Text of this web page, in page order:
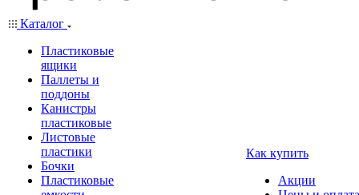
Каталог
Пластиковые
ящики
Паллеты и
поддоны
Канистры
пластиковые
Листовые
пластики
Бочки
Пластиковые
Как купить
Акции